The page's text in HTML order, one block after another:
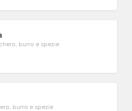
burro e spezie
burro e spezie